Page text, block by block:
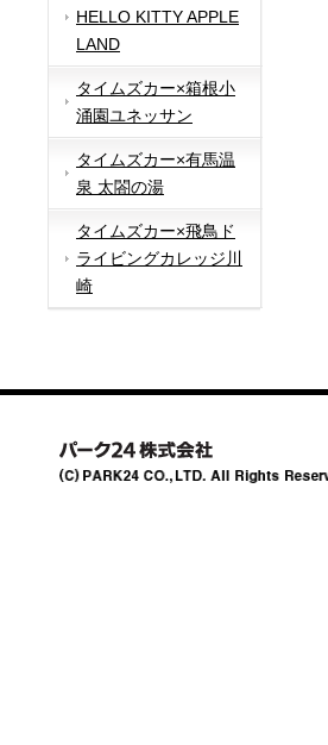
HELLO KITTY APPLE
LAND
タイムズカー×箱根小
涌園ユネッサン
タイムズカー×有馬温
泉 太閤の湯
タイムズカー×飛鳥ド
ライビングカレッジ川
崎